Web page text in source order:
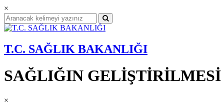
×
T.C. SAĞLIK BAKANLIĞI
SAĞLIĞIN
×